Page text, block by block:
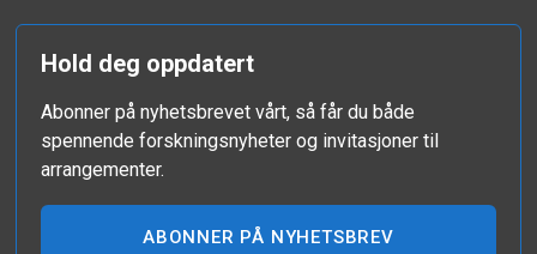
Hold deg oppdatert
Abonner på nyhetsbrevet vårt, så får du både
spennende forskningsnyheter og invitasjoner til
arrangementer.
ABONNER PÅ NYHETSBREV